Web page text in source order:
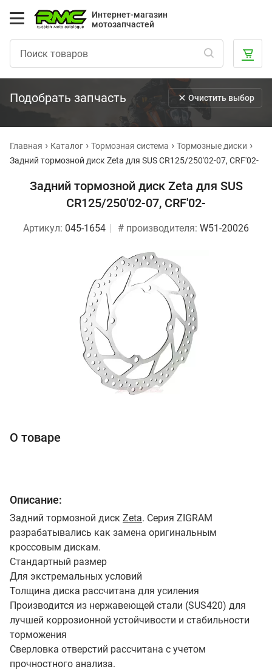
Интернет-магазин
мотозапчастей
Подобрать запчасть Очистить выбор
Главная Каталог Тормозная система
Тормозные диски
Задний тормозной диск Zeta для SUS CR125/250'02-07, CRF'02-
Задний тормозной диск Zeta для SUS
CR125/250'02-07, CRF'02-
Артикул: 045-1654 # производителя: W51-20026
О товаре
Описание:
Задний тормозной диск Zeta. Серия ZIGRAM
разрабатывались как замена оригинальным
кроссовым дискам.
Стандартный размер
Для экстремальных условий
Толщина диска рассчитана для усиления
Производится из нержавеющей стали (SUS420) для
лучшей коррозионной устойчивости и стабильности
торможения
Сверловка отверстий рассчитана с учетом
прочностного анализа.